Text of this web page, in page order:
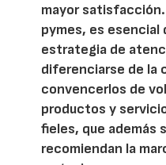
mayor
pymes, es esencial
estrategia de
diferenciarse de la
convencerlos de
productos y
fieles, que además
recomiendan la